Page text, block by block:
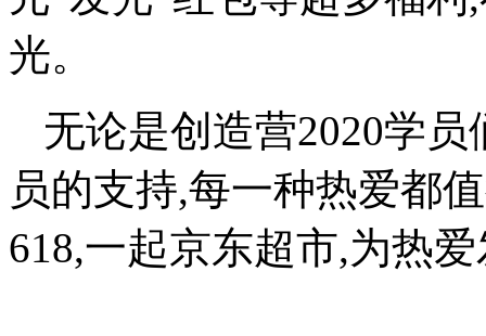
光。
无论是创造营2020学
员的支持,每一种热爱都
618,一起京东超市,为热